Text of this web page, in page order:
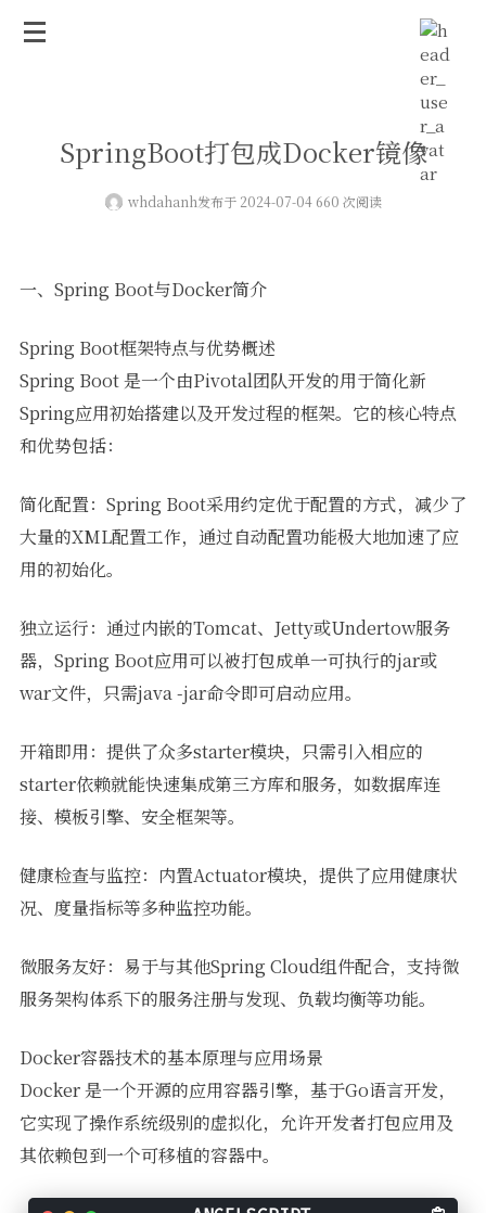
SpringBoot打包成Docker镜像
whdahanh发布于 2024-07-04 660 次阅读
一、Spring Boot与Docker简介
Spring Boot框架特点与优势概述
Spring Boot 是一个由Pivotal团队开发的用于简化新
Spring应用初始搭建以及开发过程的框架。它的核心特点
和优势包括：
简化配置：Spring Boot采用约定优于配置的方式，减少了
大量的XML配置工作，通过自动配置功能极大地加速了应
用的初始化。
独立运行：通过内嵌的Tomcat、Jetty或Undertow服务
器，Spring Boot应用可以被打包成单一可执行的jar或
war文件，只需java -jar命令即可启动应用。
开箱即用：提供了众多starter模块，只需引入相应的
starter依赖就能快速集成第三方库和服务，如数据库连
接、模板引擎、安全框架等。
健康检查与监控：内置Actuator模块，提供了应用健康状
况、度量指标等多种监控功能。
微服务友好：易于与其他Spring Cloud组件配合，支持微
服务架构体系下的服务注册与发现、负载均衡等功能。
Docker容器技术的基本原理与应用场景
Docker 是一个开源的应用容器引擎，基于Go语言开发，
它实现了操作系统级别的虚拟化，允许开发者打包应用及
其依赖包到一个可移植的容器中。